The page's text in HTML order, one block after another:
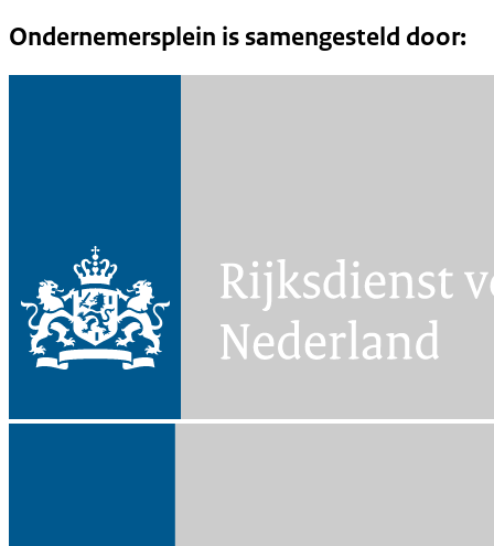
Ondernemersplein is samengesteld door: